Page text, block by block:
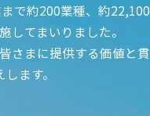
で約200業種、 約22,100
してまいりました。
さまに提供する価値と貫
ます。